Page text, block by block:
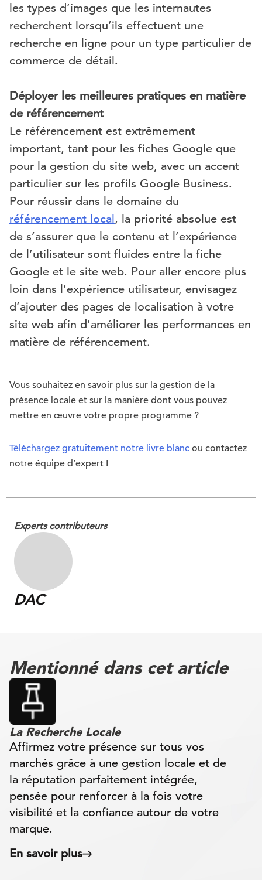
les types d’images que les internautes
recherchent lorsqu’ils effectuent une
recherche en ligne pour un type particulier de
commerce de détail.
Déployer les meilleures pratiques en matière
de référencement
Le référencement est extrêmement
important, tant pour les fiches Google que
pour la gestion du site web, avec un accent
particulier sur les profils Google Business.
Pour réussir dans le domaine du
référencement local, la priorité absolue est
de s’assurer que le contenu et l’expérience
de l’utilisateur sont fluides entre la fiche
Google et le site web. Pour aller encore plus
loin dans l’expérience utilisateur, envisagez
d’ajouter des pages de localisation à votre
site web afin d’améliorer les performances en
matière de référencement.
Vous souhaitez en savoir plus sur la gestion de la
présence locale et sur la manière dont vous pouvez
mettre en œuvre votre propre programme ?
Téléchargez gratuitement notre livre blanc ou contactez
notre équipe d’expert !
Experts contributeurs
DAC
Mentionné dans cet article
La Recherche Locale
Affirmez votre présence sur tous vos
marchés grâce à une gestion locale et de
la réputation parfaitement intégrée,
pensée pour renforcer à la fois votre
visibilité et la confiance autour de votre
marque.
En savoir plus